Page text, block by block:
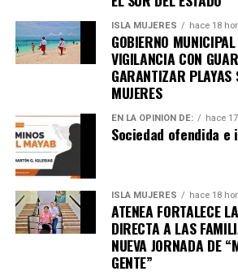
Recibe las noticias
ISLA MUJERES hace 18
GOBIERNO
VIGILANCIA CON
GARANTIZAR PLAYAS
MUJERES
EN LA OPINIÓN DE: hace
Sociedad ofendida e
ISLA MUJERES hace 18
ATENEA FORTALECE
DIRECTA A LAS
NUEVA JORNADA DE
GENTE”